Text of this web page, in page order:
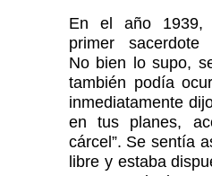
En el año 1939,
primer sacerdote
No bien lo supo,
también podía
inmediata­mente
en tus planes,
cárcel”. Se sentía
libre y estaba